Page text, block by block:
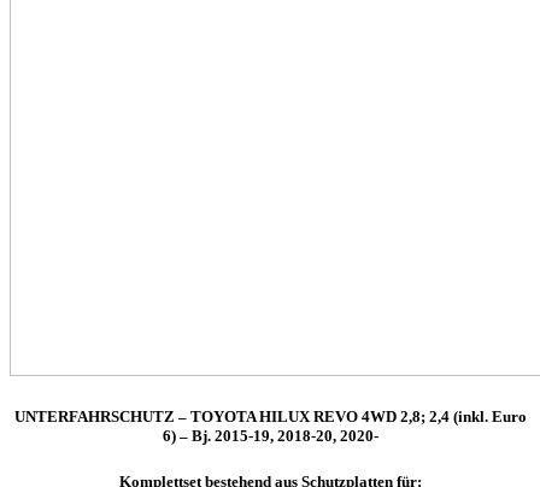
UNTERFAHRSCHUTZ – TOYOTA HILUX REVO 4WD 2,8; 2,4 (inkl. Euro
6) – Bj. 2015-19, 2018-20, 2020-
Komplettset bestehend aus Schutzplatten für: